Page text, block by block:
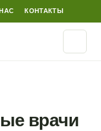
КОНТАКТЫ
врачи